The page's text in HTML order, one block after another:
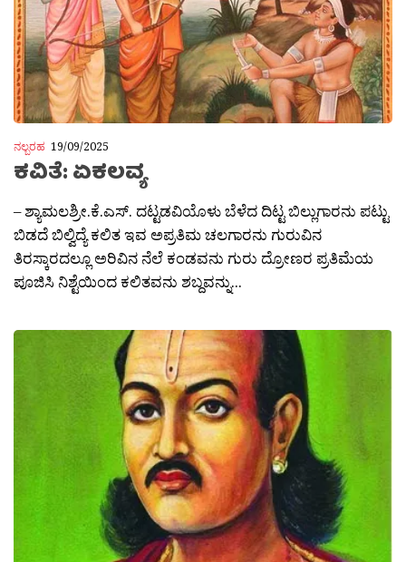
ನಲ್ಬರಹ 19/09/2025
ಕವಿತೆ: ಏಕಲವ್ಯ
– ಶ್ಯಾಮಲಶ್ರೀ.ಕೆ.ಎಸ್. ದಟ್ಟಡವಿಯೊಳು ಬೆಳೆದ ದಿಟ್ಟ ಬಿಲ್ಲುಗಾರನು ಪಟ್ಟು
ಬಿಡದೆ ಬಿಲ್ವಿದ್ಯೆ ಕಲಿತ ಇವ ಅಪ್ರತಿಮ ಚಲಗಾರನು ಗುರುವಿನ
ತಿರಸ್ಕಾರದಲ್ಲೂ ಅರಿವಿನ ನೆಲೆ ಕಂಡವನು ಗುರು ದ್ರೋಣರ ಪ್ರತಿಮೆಯ
ಪೂಜಿಸಿ ನಿಶ್ಟೆಯಿಂದ ಕಲಿತವನು ಶಬ್ದವನ್ನು...